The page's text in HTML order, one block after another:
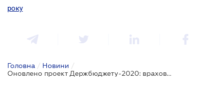
року
Головна / Новини /
Оновлено проект Держбюджету-2020: враховано нові видатки